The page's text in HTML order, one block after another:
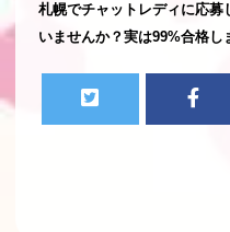
札幌でチャットレディに応
いませんか？実は99%合格し